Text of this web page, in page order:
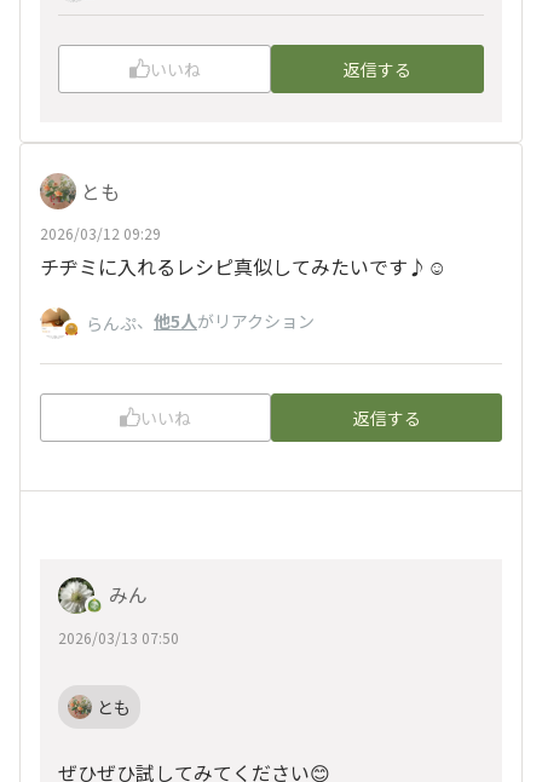
いいね 返信する
とも
2026/03/12 09:29
チヂミに入れるレシピ真似してみたいです♪☺️
らんぷ、 他5人がリアクション
いいね 返信する
みん
2026/03/13 07:50
とも
ぜひぜひ試してみてください😊